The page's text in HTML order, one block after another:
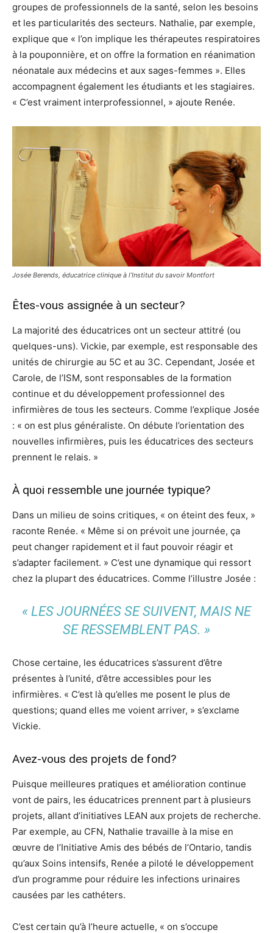
groupes de professionnels de la santé, selon les besoins
et les particularités des secteurs. Nathalie, par exemple,
explique que « l’on implique les thérapeutes respiratoires
à la pouponnière, et on offre la formation en réanimation
néonatale aux médecins et aux sages-femmes ». Elles
accompagnent également les étudiants et les stagiaires.
« C’est vraiment interprofessionnel, » ajoute Renée.
Josée Berends, éducatrice clinique à l’Institut du savoir Montfort
Êtes-vous assignée à un secteur?
La majorité des éducatrices ont un secteur attitré (ou
quelques-uns). Vickie, par exemple, est responsable des
unités de chirurgie au 5C et au 3C. Cependant, Josée et
Carole, de l’ISM, sont responsables de la formation
continue et du développement professionnel des
infirmières de tous les secteurs. Comme l’explique Josée
: « on est plus généraliste. On débute l’orientation des
nouvelles infirmières, puis les éducatrices des secteurs
prennent le relais. »
À quoi ressemble une journée typique?
Dans un milieu de soins critiques, « on éteint des feux, »
raconte Renée. « Même si on prévoit une journée, ça
peut changer rapidement et il faut pouvoir réagir et
s’adapter facilement. » C’est une dynamique qui ressort
chez la plupart des éducatrices. Comme l’illustre Josée :
« LES JOURNÉES SE SUIVENT, MAIS NE
SE RESSEMBLENT PAS. »
Chose certaine, les éducatrices s’assurent d’être
présentes à l’unité, d’être accessibles pour les
infirmières. « C’est là qu’elles me posent le plus de
questions; quand elles me voient arriver, » s’exclame
Vickie.
Avez-vous des projets de fond?
Puisque meilleures pratiques et amélioration continue
vont de pairs, les éducatrices prennent part à plusieurs
projets, allant d’initiatives LEAN aux projets de recherche.
Par exemple, au CFN, Nathalie travaille à la mise en
œuvre de l’Initiative Amis des bébés de l’Ontario, tandis
qu’aux Soins intensifs, Renée a piloté le développement
d’un programme pour réduire les infections urinaires
causées par les cathéters.
C’est certain qu’à l’heure actuelle, « on s’occupe